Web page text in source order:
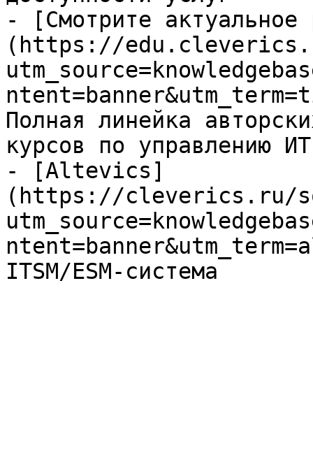
- [Смотрите актуальное
(https://
Полная линейка
курсов по управлению ИТ
- [Altevics]
(https://cleverics.ru/
ITSM/ESM-система